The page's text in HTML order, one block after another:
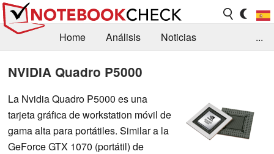
Home Análisis
Noticias
Contacto
...
NVIDIA Quadro P5000
La Nvidia Quadro P5000 es una
tarjeta gráfica de workstation móvil de
gama alta para portátiles. Similar a la
GeForce GTX 1070 (portátil) de